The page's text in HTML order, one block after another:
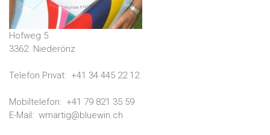
Hofweg 5
3362 Niederönz
Telefon Privat: +41 34 445 22 12
Mobiltelefon: +41 79 821 35 59
E-Mail: wmartig@bluewin.ch